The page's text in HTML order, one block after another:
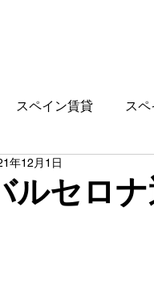
スペイン賃貸 ス
魅力 スペインゴール
ルセロ
年12月1日